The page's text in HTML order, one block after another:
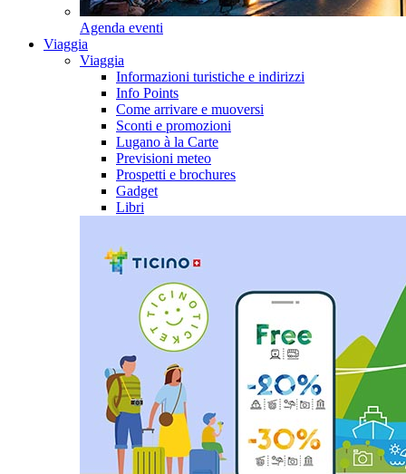
Agenda eventi
Viaggia
Viaggia
Informazioni turistiche e indirizzi
Info Points
Come arrivare e muoversi
Sconti e promozioni
Lugano à la Carte
Previsioni meteo
Prospetti e brochures
Gadget
Libri